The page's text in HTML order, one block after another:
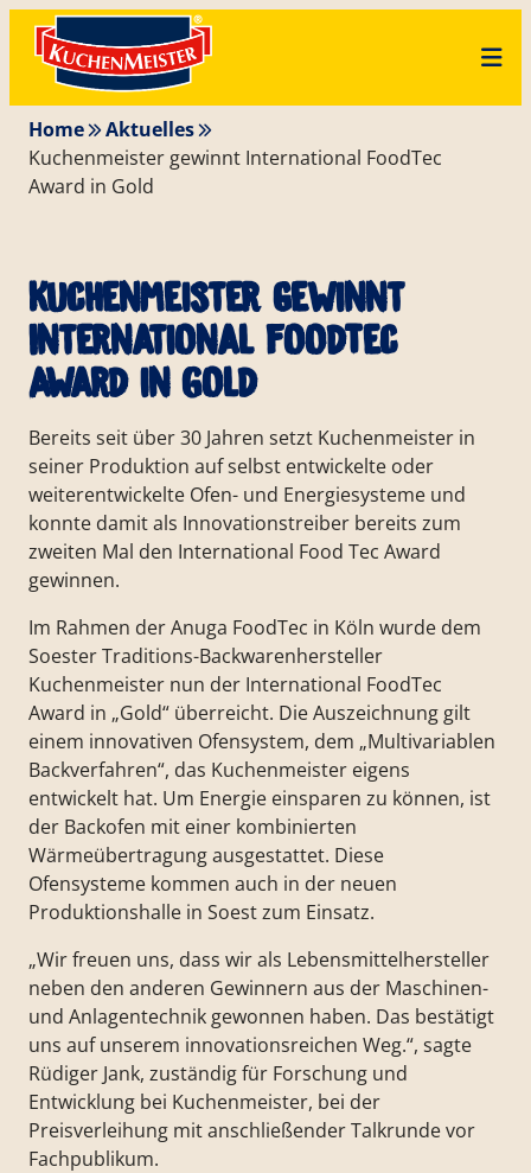
Zum
Inhalt
springen
Skip
content
Home
Aktuelles
Kuchenmeister gewinnt International FoodTec
Award in Gold
Kuchenmeister gewinnt
International FoodTec
Award in Gold
Bereits seit über 30 Jahren setzt Kuchenmeister in
seiner Produktion auf selbst entwickelte oder
weiterentwickelte Ofen- und Energiesysteme und
konnte damit als Innovationstreiber bereits zum
zweiten Mal den International Food Tec Award
gewinnen.
Im Rahmen der Anuga FoodTec in Köln wurde dem
Soester Traditions-Backwarenhersteller
Kuchenmeister nun der International FoodTec
Award in „Gold“ überreicht. Die Auszeichnung gilt
einem innovativen Ofensystem, dem „Multivariablen
Backverfahren“, das Kuchenmeister eigens
entwickelt hat. Um Energie einsparen zu können, ist
der Backofen mit einer kombinierten
Wärmeübertragung ausgestattet. Diese
Ofensysteme kommen auch in der neuen
Produktionshalle in Soest zum Einsatz.
„Wir freuen uns, dass wir als Lebensmittelhersteller
neben den anderen Gewinnern aus der Maschinen-
und Anlagentechnik gewonnen haben. Das bestätigt
uns auf unserem innovationsreichen Weg.“, sagte
Rüdiger Jank, zuständig für Forschung und
Entwicklung bei Kuchenmeister, bei der
Preisverleihung mit anschließender Talkrunde vor
Fachpublikum.